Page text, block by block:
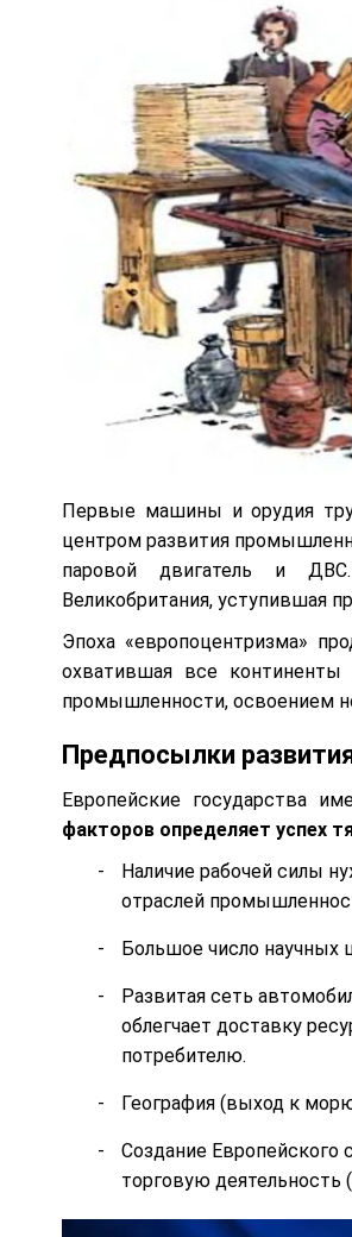
Первые машины и орудия
центром развития
паровой двигатель и ДВС.
Великобритания, уступившая
Эпоха «европоцентризма»
охватившая все
промышленности, освоением
Предпосылки
Европейские государства
факторов определяет успех
Наличие рабочей силы
отраслей
Большое число научных
Развитая сеть
облегчает доставку
потребителю.
География (выход к
Создание
торговую деятельность